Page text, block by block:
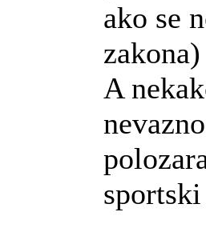
ako se
zakona)
A